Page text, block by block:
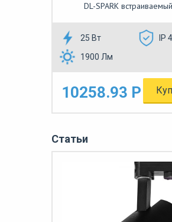
DL-SPARK
25 Вт
IP
1900 Лм
10258.93 Р
Статьи